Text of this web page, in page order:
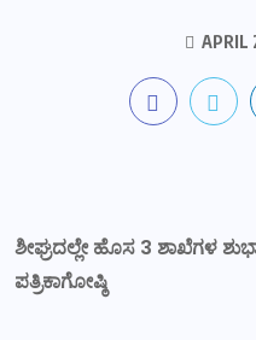
APRIL
ಶೀಘ್ರದಲ್ಲೇ ಹೊಸ 3 ಶಾಖೆಗಳ
ಪತ್ರಿಕಾಗೋಷ್ಠಿ